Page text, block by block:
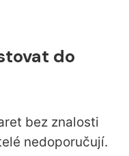
do
bez znalosti
nedoporučují.